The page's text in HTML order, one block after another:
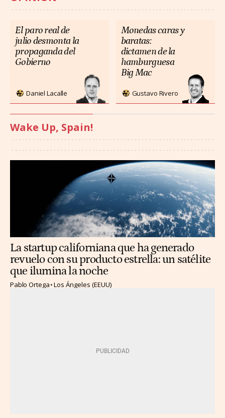
El paro real de
julio desmonta la
propaganda del
Gobierno
Daniel Lacalle
Monedas caras y
baratas:
dictamen de la
hamburguesa
Big Mac
Gustavo Rivero
Wake Up, Spain!
La startup californiana que ha generado
revuelo con su producto estrella: un satélite
que ilumina la noche
Pablo Ortega Los Ángeles (EEUU)